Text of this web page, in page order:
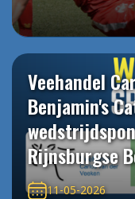
Veehandel
Benjamin's
Rijnsburgse
11-05-2026